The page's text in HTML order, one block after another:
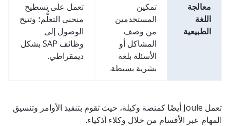
معالجة
اللغة
الطبيعية
تمكين
المستخدمين
من وصف
المشاكل أو
الأسئلة بلغة
بشرية بسيطة.
تعمل على تسطيح
منحنى التعلُّم؛ وتتيح
الوصول إلى
وظائف SAP بشكل
ديمقراطي.
تعمل Joule أيضًا كمنصة وكيلة، حيث تقوم بتنفيذ الأوامر وتنسيق
المهام عبر الأقسام من خلال وكلاء أذكياء.